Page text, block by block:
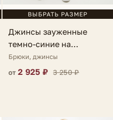
ВЫБРАТЬ РАЗМЕР
Джинсы зауженные
темно-синие на
завязках Analia
Брюки, джинсы
от 2 925 ₽ 3 250 ₽